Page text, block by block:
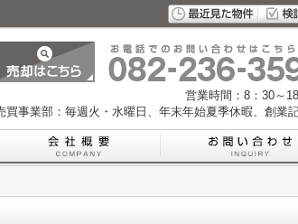
営業時間：8：30～
買事業部：毎週火・水曜日、年末年始夏季休暇、創業